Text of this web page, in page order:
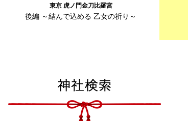
東京 虎ノ門金刀比羅宮
後編 ～結んで込める 乙女の祈り～